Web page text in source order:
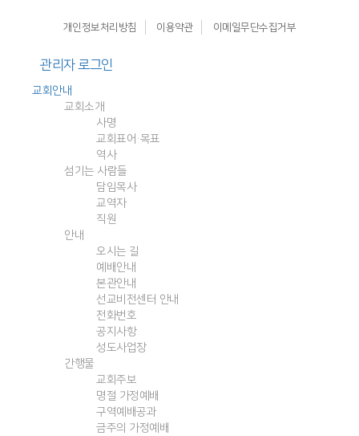
개인정보처리방침 이용약관 이메일무단수집거부
관리자 로그인
교회안내
교회소개
사명
교회표어·목표
역사
섬기는 사람들
담임목사
교역자
직원
안내
오시는 길
예배안내
본관안내
선교비전센터 안내
전화번호
공지사항
성도사업장
간행물
교회주보
명절 가정예배
구역예배공과
금주의 가정예배